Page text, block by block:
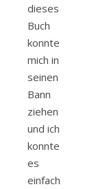
dieses
Buch
konnte
mich in
seinen
Bann
ziehen
und ich
konnte
es
einfach